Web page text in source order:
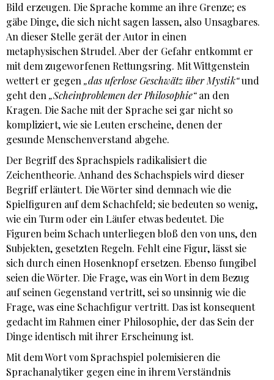
Bild erzeugen. Die Sprache komme an ihre Grenze; es
gäbe Dinge, die sich nicht sagen lassen, also Unsagbares.
An dieser Stelle gerät der Autor in einen
metaphysischen Strudel. Aber der Gefahr entkommt er
mit dem zugeworfenen Rettungsring. Mit Wittgenstein
wettert er gegen„das uferlose Geschwätz über Mystik“und
geht den„Scheinproblemen der Philosophie“an den
Kragen. Die Sache mit der Sprache sei gar nicht so
kompliziert, wie sie Leuten erscheine, denen der
gesunde Menschenverstand abgehe.
Der Begriff des Sprachspiels radikalisiert die
Zeichentheorie. Anhand des Schachspiels wird dieser
Begriff erläutert. Die Wörter sind demnach wie die
Spielfiguren auf dem Schachfeld; sie bedeuten so wenig,
wie ein Turm oder ein Läufer etwas bedeutet. Die
Figuren beim Schach unterliegen bloß den von uns, den
Subjekten, gesetzten Regeln. Fehlt eine Figur, lässt sie
sich durch einen Hosenknopf ersetzen. Ebenso fungibel
seien die Wörter. Die Frage, was ein Wort in dem Bezug
auf seinen Gegenstand vertritt, sei so unsinnig wie die
Frage, was eine Schachfigur vertritt. Das ist konsequent
gedacht im Rahmen einer Philosophie, der das Sein der
Dinge identisch mit ihrer Erscheinung ist.
Mit dem Wort vom Sprachspiel polemisieren die
Sprachanalytiker gegen eine in ihrem Verständnis